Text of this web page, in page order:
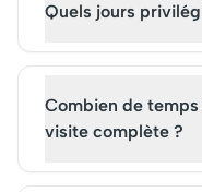
Quels jours
Combien de
visite complète ?